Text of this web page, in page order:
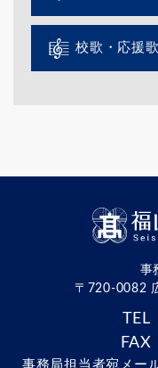
校歌・応援歌
事
〒720-0082
事務局担当者宛メー